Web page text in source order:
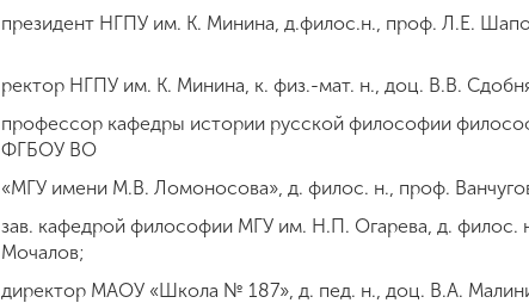
президент НГПУ им. К. Минина, д.филос.н., проф. Л.Е.
ректор НГПУ им. К. Минина, к. физ.-мат. н., доц. В.В.
профессор кафедры истории русской философии
ФГБОУ ВО
«МГУ имени М.В. Ломоносова», д. филос. н., проф.
зав. кафедрой философии МГУ им. Н.П. Огарева, д. филос.
Мочалов;
директор МАОУ «Школа № 187», д. пед. н., доц. В.А.